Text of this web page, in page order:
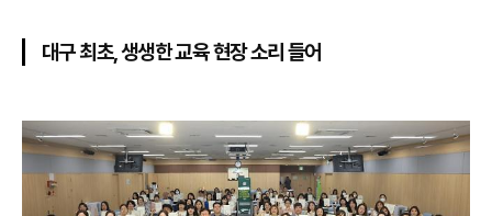
대구 최초, 생생한 교육 현장 소리 들어